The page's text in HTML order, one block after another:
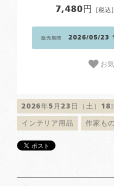
7,480円 [税込]
販売期間 2026/05/23
お
2026年5月23日（土）
インテリア用品 作家も